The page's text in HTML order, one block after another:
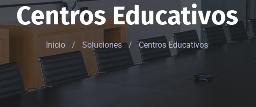
Centros Educativos
Inicio / Soluciones / Centros Educativos